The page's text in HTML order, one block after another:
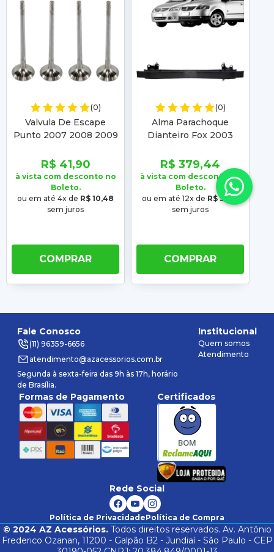
(0)
Valvula De Escape
Punto 2007 2008 2009
2005 2006 2007 2008
2009 2010 a 2021
R$ 41,90
à vista com desconto no
Boleto.
ou em até 4x de R$ 10,48
sem juros
COMPRAR
(0)
Alma Parachoque
Dianteiro Fox 2003
2008 2009 Spacefox
2006 2007 2008 2009
R$ 379,44
à vista com desconto no
Boleto.
ou em até 12x de R$ 31,62
sem juros
COMPRAR
Fale Conosco
(11) 96359-6656
atendimento@azacessorios.com.br
Segunda à sexta-feira das 9h às 17h, horário
de Brasília.
Institucional
Quem somos
Atendimento
Formas de Pagamento Certificados
BOM
Rede Social
Política de PrivacidadePolítica de Compra
© 2024 AZ Acessórios.Todos direitos reservados. Av. Antônio
Frederico Ozanan, 11200 - Galpão B2 - Jundiaí - São Paulo - CEP